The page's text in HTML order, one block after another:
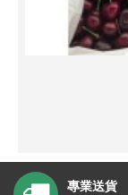
專業送貨